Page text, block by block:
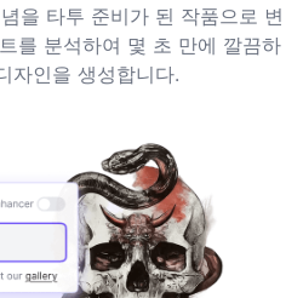
을 타투 준비가 된 작품으로 변
를 분석하여 몇 초 만에 깔끔하
자인을 생성합니다.